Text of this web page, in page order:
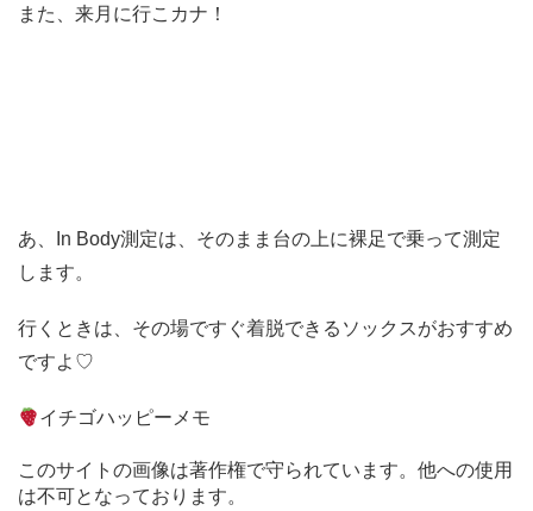
また、来月に行こカナ！
あ、In Body測定は、そのまま台の上に裸足で乗って測定
します。
行くときは、その場ですぐ着脱できるソックスがおすすめ
ですよ♡
イチゴハッピーメモ
このサイトの画像は著作権で守られています。他への使用
は不可となっております。